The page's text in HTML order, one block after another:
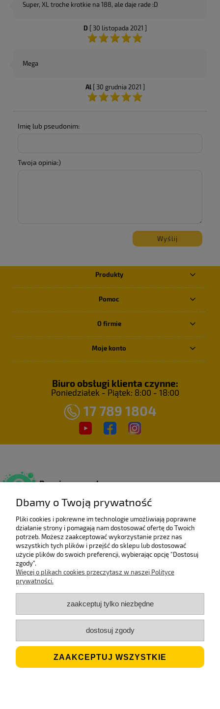
Super, XL troche krotkie na 188, ale daje rade :D
D [ 30 listopada 2021 ]
Mega
Al [ 30 grudnia 2021 ]
Imię lub pseudonim:
Twoja opinia:)
Wyślij
Produkty
Pomoc
O firmie
Moje konto
Biuro obsługi klienta czynne:
Poniedziałek - Piątek: 8:00 - 18:00
17 789 1804
Bezpieczne zakupy
Wieloletni laureat
rankingu e-Gazele Biznesu.
Wysyłka z Polski
Gwarancją szybkiej dostawy.
Jesteśmy ECO
Stosujemy biodegradowalne opakowania.
Dbamy o Twoją prywatność
Pliki cookies i pokrewne im technologie umożliwiają poprawne
działanie strony i pomagają nam dostosować ofertę do Twoich
potrzeb. Możesz zaakceptować wykorzystanie przez nas
wszystkich tych plików i przejść do sklepu lub dostosować
użycie plików do swoich preferencji, wybierając opcję "Dostosuj
zgody".
Więcej o plikach cookies przeczytasz w naszej Polityce
prywatności.
zaakceptuj tylko niezbędne
dostosuj zgody
ZAAKCEPTUJ WSZYSTKIE